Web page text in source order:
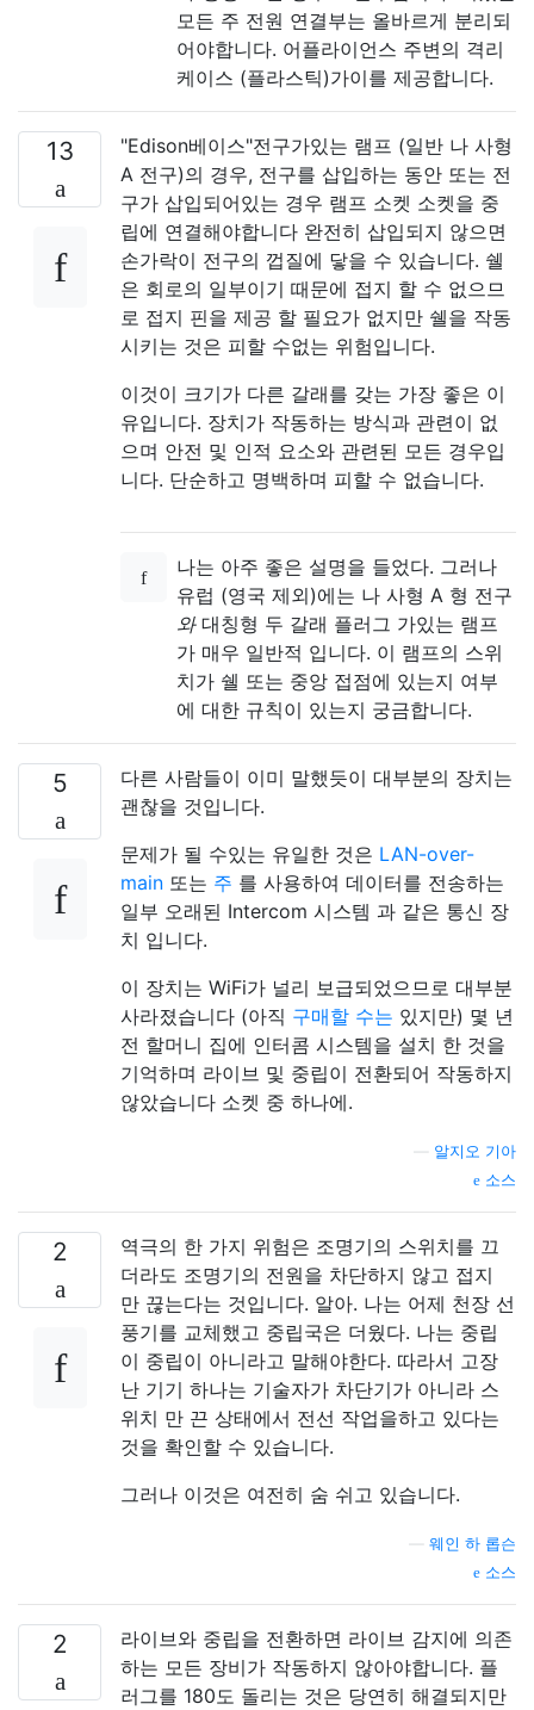
모든 주 전원 연결부는 올바르게 분리되
어야합니다. 어플라이언스 주변의 격리
케이스 (플라스틱)가이를 제공합니다.
13
"Edison베이스"전구가있는 ​​램프 (일반 나 사형
A 전구)의 경우, 전구를 삽입하는 동안 또는 전
구가 삽입되어있는 경우 램프 소켓 소켓을 중
립에 연결해야합니다 완전히 삽입되지 않으면
손가락이 전구의 껍질에 닿을 수 있습니다. 쉘
은 회로의 일부이기 때문에 접지 할 수 없으므
로 접지 핀을 제공 할 필요가 없지만 쉘을 작동
시키는 것은 피할 수없는 위험입니다.
이것이 크기가 다른 갈래를 갖는 가장 좋은 이
유입니다. 장치가 작동하는 방식과 관련이 없
으며 안전 및 인적 요소와 관련된 모든 경우입
니다. 단순하고 명백하며 피할 수 없습니다.
나는 아주 좋은 설명을 들었다. 그러나
유럽 (영국 제외)에는 나 사형 A 형 전구
와대칭형 두 갈래 플러그 가있는 램프
가 매우 일반적 입니다. 이 램프의 스위
치가 쉘 또는 중앙 접점에 있는지 여부
에 대한 규칙이 있는지 궁금합니다.
5
다른 사람들이 이미 말했듯이 대부분의 장치는
괜찮을 것입니다.
문제가 될 수있는 유일한 것은 LAN-over-
main 또는 주 를 사용하여 데이터를 전송하는
일부 오래된 Intercom 시스템 과 같은 통신 장
치 입니다.
이 장치는 WiFi가 널리 보급되었으므로 대부분
사라졌습니다 (아직 구매할 수는 있지만) 몇 년
전 할머니 집에 인터콤 시스템을 설치 한 것을
기억하며 라이브 및 중립이 전환되어 작동하지
않았습니다 소켓 중 하나에.
알지오 기아
소스
2
역극의 한 가지 위험은 조명기의 스위치를 끄
더라도 조명기의 전원을 차단하지 않고 접지
만 끊는다는 것입니다. 알아. 나는 어제 천장 선
풍기를 교체했고 중립국은 더웠다. 나는 중립
이 중립이 아니라고 말해야한다. 따라서 고장
난 기기 하나는 기술자가 차단기가 아니라 스
위치 만 끈 상태에서 전선 작업을하고 있다는
것을 확인할 수 있습니다.
그러나 이것은 여전히 ​​숨 쉬고 있습니다.
웨인 하 롭슨
소스
2
라이브와 중립을 전환하면 라이브 감지에 의존
하는 모든 장비가 작동하지 않아야합니다. 플
러그를 180도 돌리는 것은 당연히 해결되지만